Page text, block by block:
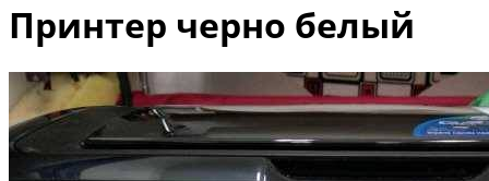
Принтер черно белый